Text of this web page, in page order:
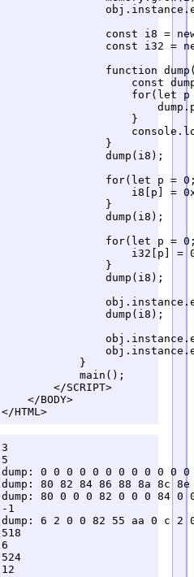
const i8 =
const i32 =
function
const
for(let
                    }
                }
                dump(i8);
for(let p =
i8[p] =
                }
                dump(i8);
for(let p =
i32[p] =
                }
dump(i8);
                dump(i8);
            }
            main();
        </SCRIPT>
    </BODY>
</HTML>
3
5
dump: 0 0 0 0 0 0 0 0 0 0 0
dump: 80 82 84 86 88 8a 8c
dump: 80 0 0 0 82 0 0 0 84 0
-1
dump: 6 2 0 0 82 55 aa 0 c 2
518
6
524
12